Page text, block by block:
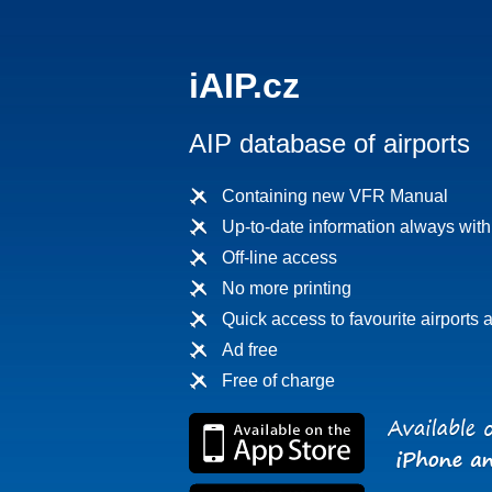
iAIP.cz
AIP database of airports
Containing new VFR Manual
Up-to-date information always
Off-line access
No more printing
Quick access to favourite airports
Ad free
Free of charge